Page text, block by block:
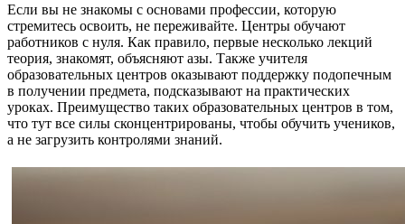
Если вы не знакомы с основами профессии, которую
стремитесь освоить, не переживайте. Центры обучают
работников с нуля. Как правило, первые несколько лекций
теория, знакомят, объясняют азы. Также учителя
образовательных центров оказывают поддержку подопечным
в получении предмета, подсказывают на практических
уроках. Преимущество таких образовательных центров в том,
что тут все силы сконцентрированы, чтобы обучить учеников,
а не загрузить контролями знаний.